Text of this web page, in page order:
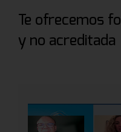
Te ofrecemos
y no acreditada